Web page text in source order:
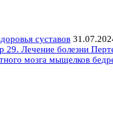
суставов
Лечение болезни
мозга мыщелков